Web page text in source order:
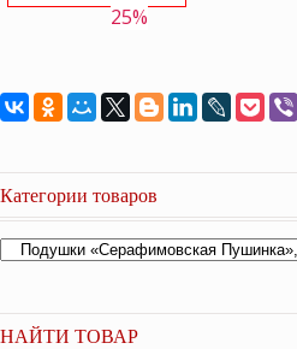
16,350 ₽.
25%
Категории товаров
НАЙТИ ТОВАР